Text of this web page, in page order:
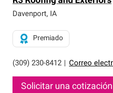
Corning constituyen el nivel
exclusiva y cumplen con
Solo ellos pueden ofrecer
sistemas de techos.
Davenport, IA
(309) 230-8412 Correo
Premiado
Solicitar una cotización